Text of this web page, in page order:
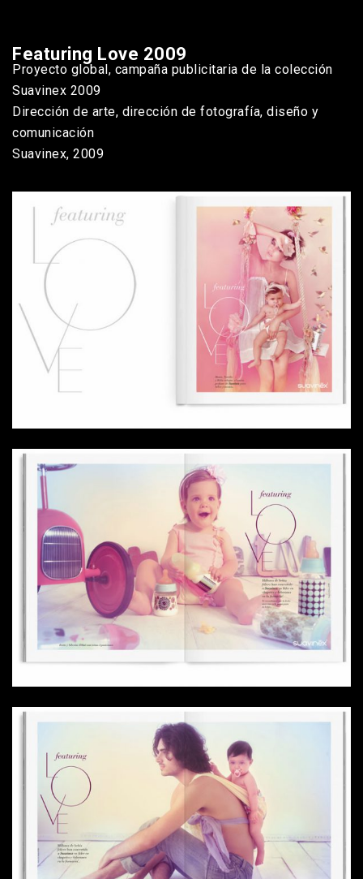
Featuring Love 2009
Proyecto global, campaña publicitaria de la colección
Suavinex 2009
Dirección de arte, dirección de fotografía, diseño y
comunicación
Suavinex, 2009